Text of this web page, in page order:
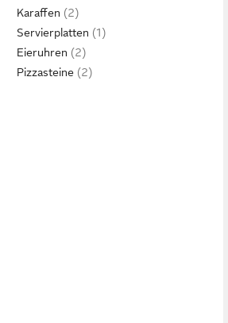
Karaffen
Servierplatten
Eieruhren
Pizzasteine